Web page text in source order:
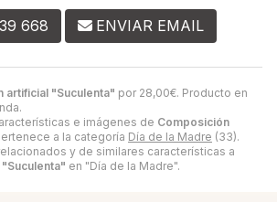
artificial "Suculenta" por 28,00€. Producto en
e imágenes de Composición
a la categoría Día de la Madre (33).
y de similares características a
en "Día de la Madre".
668 ENVIAR EMAIL